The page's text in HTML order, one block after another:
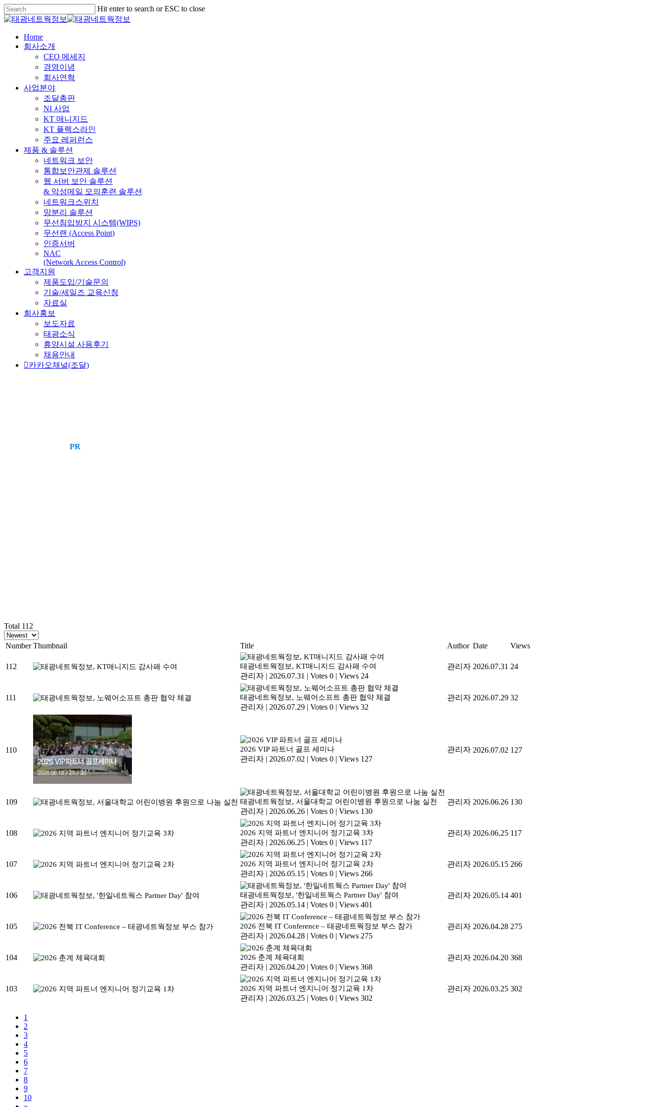
Skip
to
main
content
Hit enter to search or ESC to close
Close
Menu
Home
회사소개
CEO 메세지
경영이념
회사연혁
사업분야
조달총판
NI 사업
KT 매니지드
KT 플렉스라인
주요 레퍼런스
제품 & 솔루션
네트워크 보안
통합보안관제 솔루션
웹 서버 보안 솔루션
& 악성메일 모의훈련 솔루션
네트워크스위치
망분리 솔루션
무선침입방지 시스템(WIPS)
무선랜 (Access Point)
인증서버
NAC
(Network Access Control)
고객지원
제품도입/기술문의
기술/세일즈 교육신청
자료실
회사홍보
보도자료
태광소식
휴양시설 사용후기
채용안내
카카오채널(조달)
PR
Total 112
Number Thumbnail Title Author Date Views
112 태광네트웍정보, KT매니지드 감사패 수여
관리자 | 2026.07.31 | Votes 0 | Views 24
관리자 2026.07.31 24
111 태광네트웍정보, 노웨어소프트 총판 협약 체결
관리자 | 2026.07.29 | Votes 0 | Views 32
관리자 2026.07.29 32
110 2026 VIP 파트너 골프 세미나
관리자 | 2026.07.02 | Votes 0 | Views 127
관리자 2026.07.02 127
109 태광네트웍정보, 서울대학교 어린이병원 후원으로 나눔 실천
관리자 | 2026.06.26 | Votes 0 | Views 130
관리자 2026.06.26 130
108 2026 지역 파트너 엔지니어 정기교육 3차
관리자 | 2026.06.25 | Votes 0 | Views 117
관리자 2026.06.25 117
107 2026 지역 파트너 엔지니어 정기교육 2차
관리자 | 2026.05.15 | Votes 0 | Views 266
관리자 2026.05.15 266
106 태광네트웍정보, '한일네트웍스 Partner Day' 참여
관리자 | 2026.05.14 | Votes 0 | Views 401
관리자 2026.05.14 401
105 2026 전북 IT Conference – 태광네트웍정보 부스 참가
관리자 | 2026.04.28 | Votes 0 | Views 275
관리자 2026.04.28 275
104 2026 춘계 체육대회
관리자 | 2026.04.20 | Votes 0 | Views 368
관리자 2026.04.20 368
103 2026 지역 파트너 엔지니어 정기교육 1차
관리자 | 2026.03.25 | Votes 0 | Views 302
관리자 2026.03.25 302
1
2
3
4
5
6
7
8
9
10